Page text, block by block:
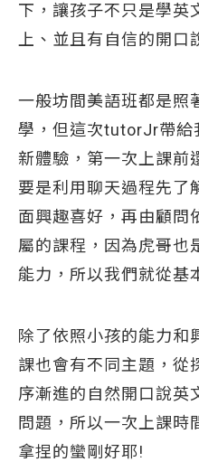
下，讓孩子不只是學英
上、並且有自信的開口
一般坊間美語班都是照
學，但這次tutorJr帶給
新體驗，第一次上課前
要是利用聊天過程先了
面興趣喜好，再由顧問
屬的課程，因為虎哥也
能力，所以我們就從基
除了依照小孩的能力和
課也會有不同主題，從
序漸進的自然開口說英
問題，所以一次上課時
拿捏的蠻剛好耶!